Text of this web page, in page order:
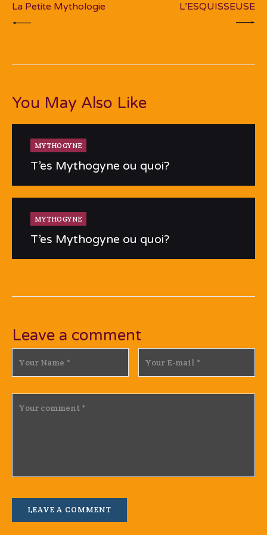
La Petite Mythologie L’ESQUISSEUSE
You May Also Like
MYTHOGYNE
T’es Mythogyne ou quoi?
MYTHOGYNE
T’es Mythogyne ou quoi?
Leave a comment